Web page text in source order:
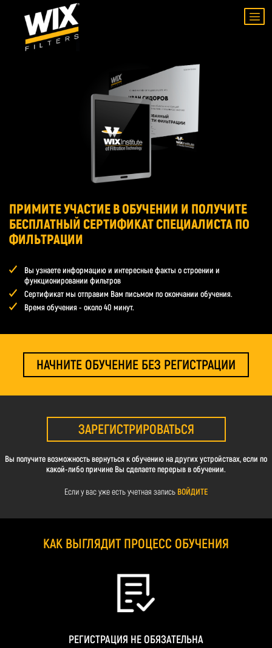
ПРИМИТЕ УЧАСТИЕ В ОБУЧЕНИИ И ПОЛУЧИТЕ
БЕСПЛАТНЫЙ СЕРТИФИКАТ СПЕЦИАЛИСТА ПО
ФИЛЬТРАЦИИ
Вы узнаете информацию и интересные факты о строении и
функционировании фильтров
Сертификат мы отправим Вам письмом по окончании обучения.
Время обучения - около 40 минут.
НАЧНИТЕ ОБУЧЕНИЕ БЕЗ РЕГИСТРАЦИИ
ЗАРЕГИСТРИРОВАТЬСЯ
Вы получите возможность вернуться к обучению на других устройствах, если по
какой-либо причине Вы сделаете перерыв в обучении.
Если у вас уже есть учетная запись ВОЙДИТЕ
КАК ВЫГЛЯДИТ ПРОЦЕСС ОБУЧЕНИЯ
РЕГИСТРАЦИЯ НЕ ОБЯЗАТЕЛЬНА